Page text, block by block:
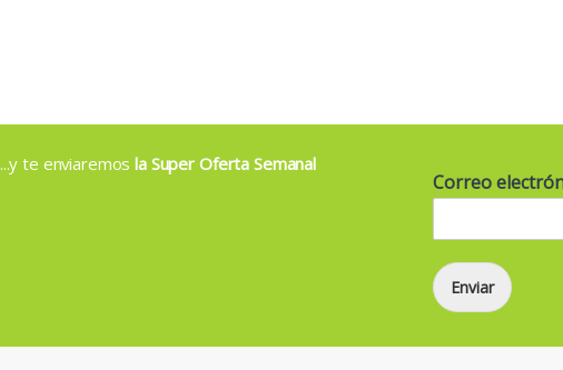
...y te enviaremosla Super Oferta Semanal
Correo
Enviar